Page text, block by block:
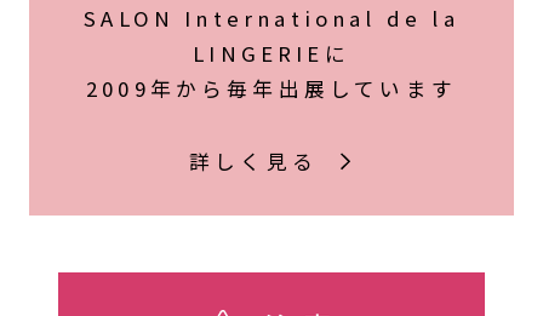
SALON International de la
LINGERIEに
2009年から毎年出展しています
詳しく見る